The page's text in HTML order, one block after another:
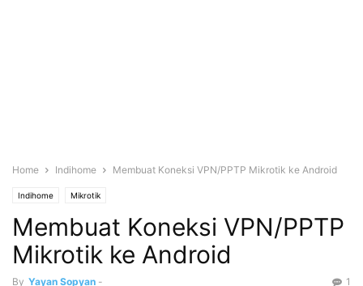
Home Indihome Membuat Koneksi VPN/PPTP Mikrotik ke Android
Indihome Mikrotik
Membuat Koneksi VPN/PPTP
Mikrotik ke Android
By Yayan Sopyan - 1